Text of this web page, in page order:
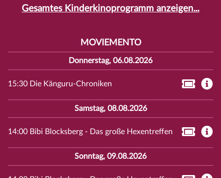
Gesamtes Kinderkinoprogramm anzeigen...
MOVIEMENTO
Donnerstag, 06.08.2026
15:30 Die Känguru-Chroniken
Samstag, 08.08.2026
14:00 Bibi Blocksberg - Das große Hexentreffen
Sonntag, 09.08.2026